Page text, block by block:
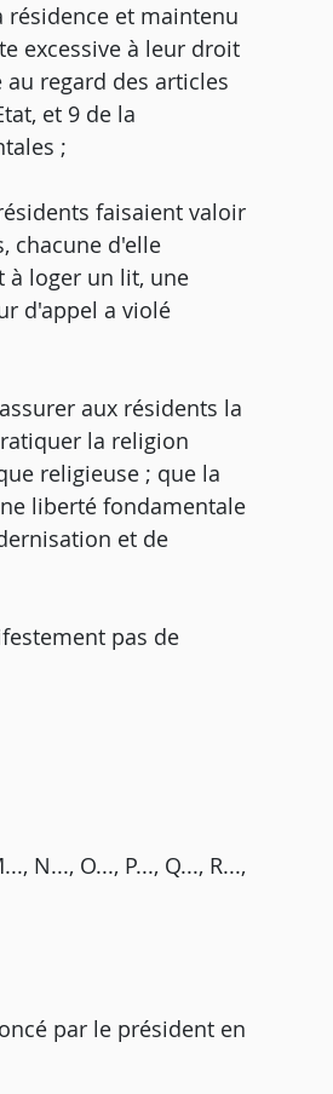
et maintenu
excessive à leur droit
regard des articles
et 9 de la
;
faisaient valoir
chacune d'elle
à loger un lit, une
d'appel a violé
aux résidents la
la religion
religieuse ; que la
liberté fondamentale
et de
pas de
N..., O..., P..., Q..., R...,
par le président en